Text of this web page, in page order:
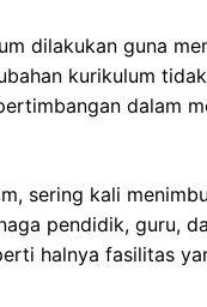
dilakukan guna
kurikulum
dalam
sering kali
pendidik, guru,
halnya fasilitas